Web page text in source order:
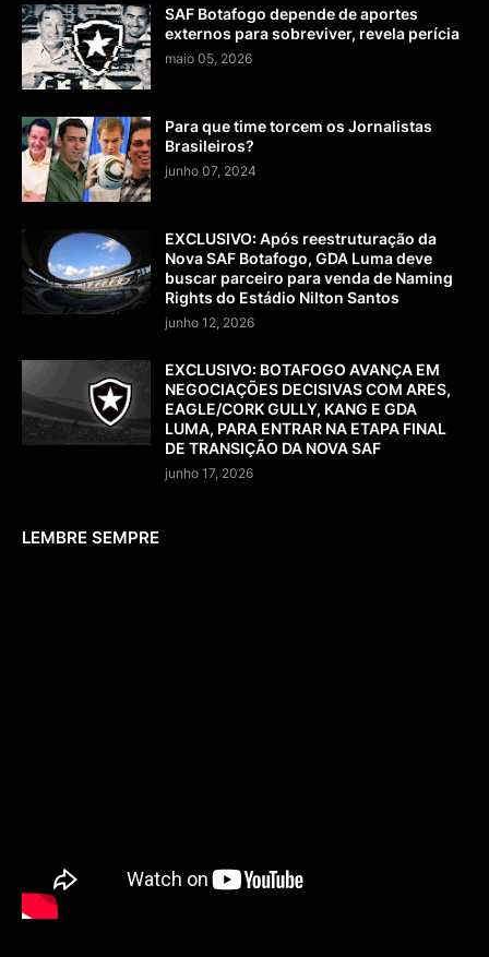
SAF Botafogo depende de aportes
externos para sobreviver, revela perícia
maio 05, 2026
Para que time torcem os Jornalistas
Brasileiros?
junho 07, 2024
EXCLUSIVO: Após reestruturação da
Nova SAF Botafogo, GDA Luma deve
buscar parceiro para venda de Naming
Rights do Estádio Nilton Santos
junho 12, 2026
EXCLUSIVO: BOTAFOGO AVANÇA EM
NEGOCIAÇÕES DECISIVAS COM ARES,
EAGLE/CORK GULLY, KANG E GDA
LUMA, PARA ENTRAR NA ETAPA FINAL
DE TRANSIÇÃO DA NOVA SAF
junho 17, 2026
LEMBRE SEMPRE